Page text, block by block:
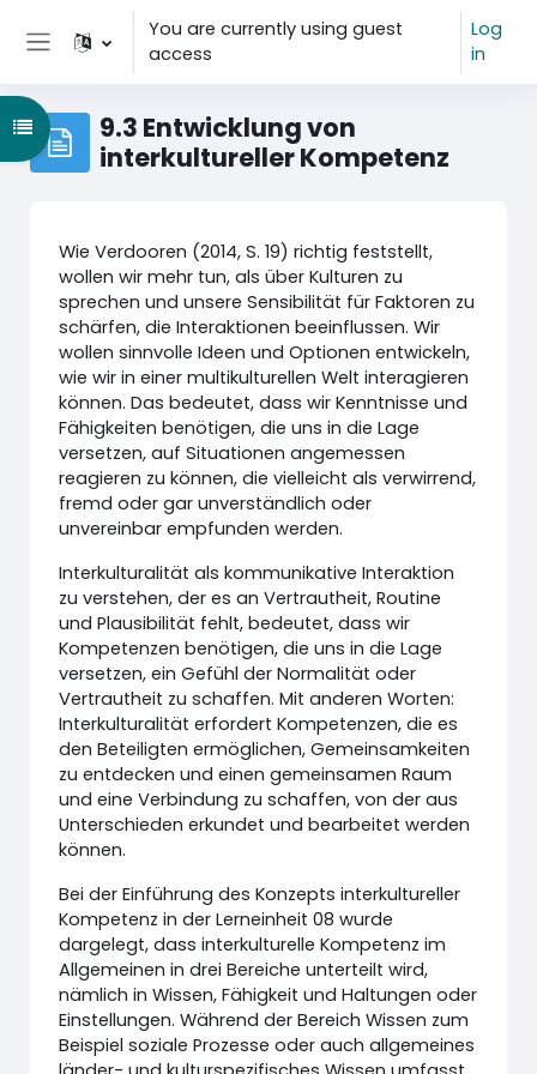
Skip to main content
You are currently using guest
access
Log
in
9.3 Entwicklung von
interkultureller Kompetenz
Open course index
Wie Verdooren (2014, S. 19) richtig feststellt,
wollen wir mehr tun, als über Kulturen zu
sprechen und unsere Sensibilität für Faktoren zu
schärfen, die Interaktionen beeinflussen. Wir
wollen sinnvolle Ideen und Optionen entwickeln,
wie wir in einer multikulturellen Welt interagieren
können. Das bedeutet, dass wir Kenntnisse und
Fähigkeiten benötigen, die uns in die Lage
versetzen, auf Situationen angemessen
reagieren zu können, die vielleicht als verwirrend,
fremd oder gar unverständlich oder
unvereinbar empfunden werden.
Interkulturalität als kommunikative Interaktion
zu verstehen, der es an Vertrautheit, Routine
und Plausibilität fehlt, bedeutet, dass wir
Kompetenzen benötigen, die uns in die Lage
versetzen, ein Gefühl der Normalität oder
Vertrautheit zu schaffen. Mit anderen Worten:
Interkulturalität erfordert Kompetenzen, die es
den Beteiligten ermöglichen, Gemeinsamkeiten
zu entdecken und einen gemeinsamen Raum
und eine Verbindung zu schaffen, von der aus
Unterschieden erkundet und bearbeitet werden
können.
Bei der Einführung des Konzepts interkultureller
Kompetenz in der Lerneinheit 08 wurde
dargelegt, dass interkulturelle Kompetenz im
Allgemeinen in drei Bereiche unterteilt wird,
nämlich in Wissen, Fähigkeit und Haltungen oder
Einstellungen. Während der Bereich Wissen zum
Beispiel soziale Prozesse oder auch allgemeines